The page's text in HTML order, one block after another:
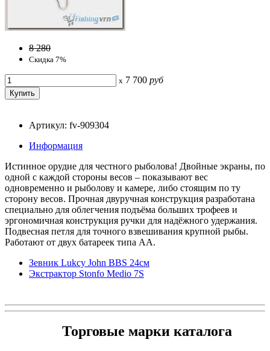
8 280
Скидка 7%
x 7 700 руб
Артикул: fv-909304
Информация
Истинное орудие для честного рыболова! Двойные экраны, по
одной с каждой стороны весов – показывают вес
одновременно и рыболову и камере, либо стоящим по ту
сторону весов. Прочная двуручная конструкция разработана
специально для облегчения подъёма больших трофеев и
эргономичная конструкция ручки для надёжного удержания.
Подвесная петля для точного взвешивания крупной рыбы.
Работают от двух батареек типа АА.
Зевник Lukcy John BBS 24см
Экстрактор Stonfo Medio 7S
Торговые марки каталога